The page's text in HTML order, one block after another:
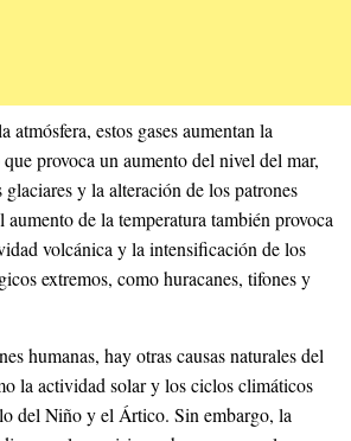
atmósfera, estos gases aumentan la
provoca un aumento del nivel del mar,
y la alteración de los patrones
de la temperatura también provoca
volcánica y la intensificación de los
extremos, como huracanes, tifones y
humanas, hay otras causas naturales del
la actividad solar y los ciclos climáticos
del Niño y el Ártico. Sin embargo, la